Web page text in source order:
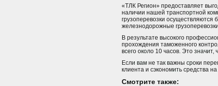
«ТЛК Регион» предоставляет
наличии нашей транспортной
грузоперевозки
железнодорожные
В результате высокого
прохождения таможенного
всего около 10 часов. Это
Если вам не так важны сроки
клиента и сэкономить средства
Смотрите также: